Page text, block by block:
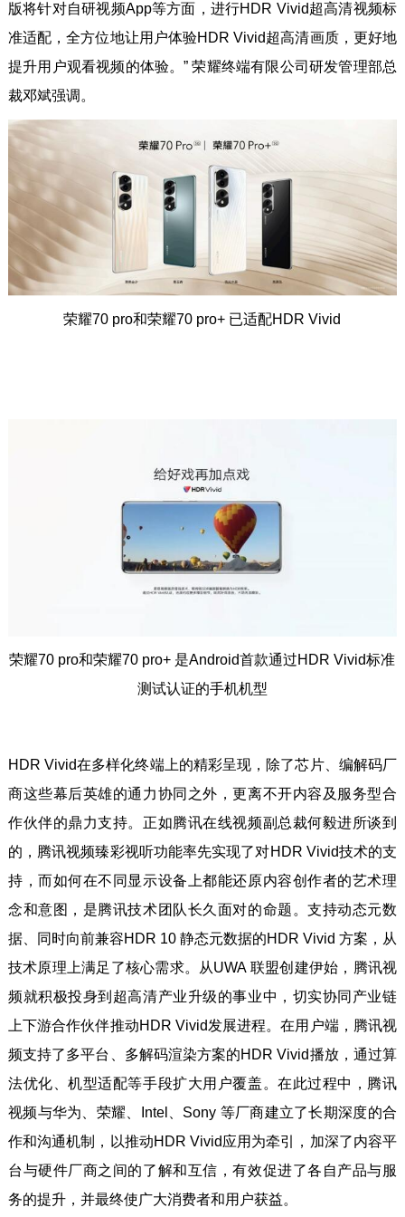
版将针对自研视频App等方面，进行HDR Vivid超高清视频标
准适配，全方位地让用户体验HDR Vivid超高清画质，更好地
提升用户观看视频的体验。” 荣耀终端有限公司研发管理部总
裁邓斌强调。
荣耀70 pro和荣耀70 pro+ 已适配HDR Vivid
荣耀70 pro和荣耀70 pro+ 是Android首款通过HDR Vivid标准
测试认证的手机机型
HDR Vivid在多样化终端上的精彩呈现，除了芯片、编解码厂
商这些幕后英雄的通力协同之外，更离不开内容及服务型合
作伙伴的鼎力支持。正如腾讯在线视频副总裁何毅进所谈到
的，腾讯视频臻彩视听功能率先实现了对HDR Vivid技术的支
持，而如何在不同显示设备上都能还原内容创作者的艺术理
念和意图，是腾讯技术团队长久面对的命题。支持动态元数
据、同时向前兼容HDR 10 静态元数据的HDR Vivid 方案，从
技术原理上满足了核心需求。从UWA 联盟创建伊始，腾讯视
频就积极投身到超高清产业升级的事业中，切实协同产业链
上下游合作伙伴推动HDR Vivid发展进程。在用户端，腾讯视
频支持了多平台、多解码渲染方案的HDR Vivid播放，通过算
法优化、机型适配等手段扩大用户覆盖。在此过程中，腾讯
视频与华为、荣耀、Intel、Sony 等厂商建立了长期深度的合
作和沟通机制，以推动HDR Vivid应用为牵引，加深了内容平
台与硬件厂商之间的了解和互信，有效促进了各自产品与服
务的提升，并最终使广大消费者和用户获益。